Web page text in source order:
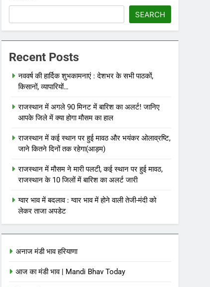
SEARCH
Recent Posts
नववर्ष की हार्दिक शुभकामनाएं : देशभर के सभी पाठकों,
किसानों, व्यापारियों…
राजस्थान में अगले 90 मिनट में बारिश का अलर्ट! जानिए
आपके जिले में क्या होगा मौसम का हाल
राजस्थान में कई स्थान पर हुई मावठ और भयंकर ओलाव्रष्टि,
जाने कितने दिनों तक रहेगा(आड़म)
राजस्थान में मौसम ने मारी पलटी, कई स्थान पर हुई मावठ,
राजस्थान के 10 जिलों में बारिश का अलर्ट जारी
ग्वार भाव में बदलाव : ग्वार भाव में होने वाली तेजी-मंदी को
लेकर ताजा अपडेट
अनाज मंडी भाव हरियाणा
आज का मंडी भाव | Mandi Bhav Today